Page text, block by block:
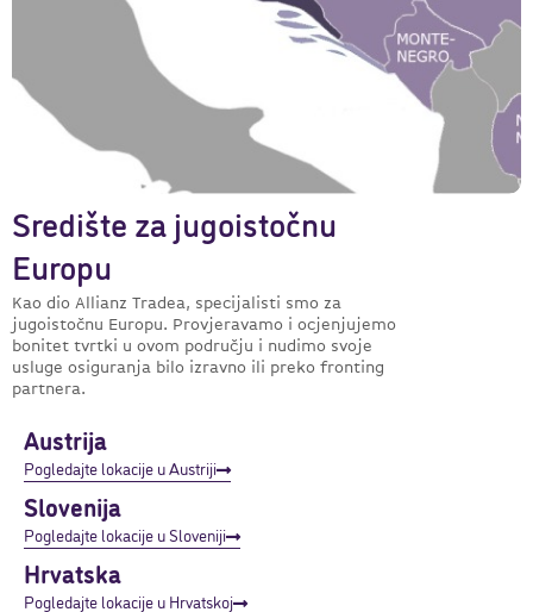
Središte za jugoistočnu
Europu
Kao dio Allianz Tradea, specijalisti smo za
jugoistočnu Europu. Provjeravamo i ocjenjujemo
bonitet tvrtki u ovom području i nudimo svoje
usluge osiguranja bilo izravno ili preko fronting
partnera.
Austrija
Pogledajte lokacije u Austriji
Slovenija
Pogledajte lokacije u Sloveniji
Hrvatska
Pogledajte lokacije u Hrvatskoj